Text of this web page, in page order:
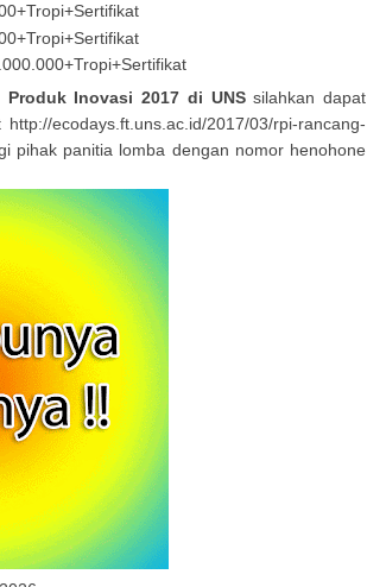
Produk Inovasi 2017 di UNSsilahkan dapat
ecodays.ft.uns.ac.id/2017/03/rpi-rancang-
pihak panitia lomba dengan nomor henohone